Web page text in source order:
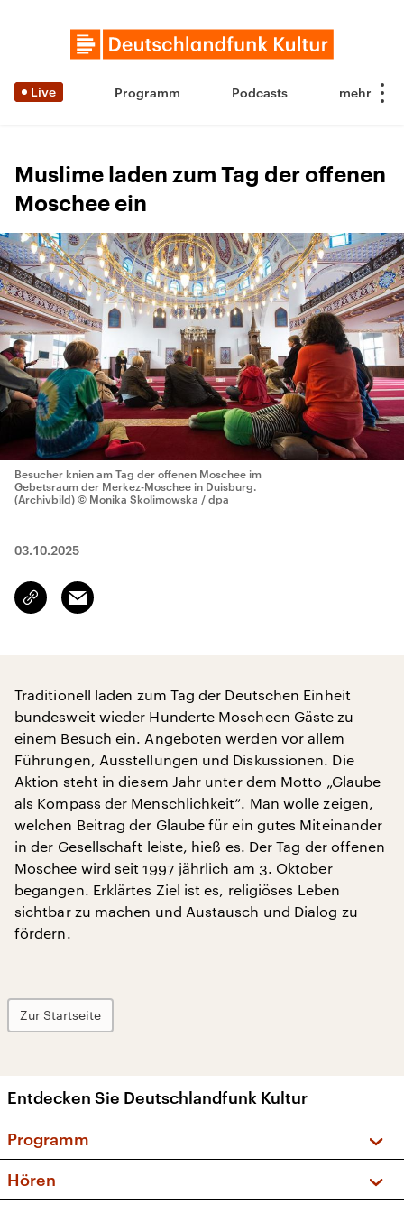
Live Programm Podcasts
Muslime laden zum Tag der offenen
Moschee ein
Besucher knien am Tag der offenen Moschee im
Gebetsraum der Merkez-Moschee in Duisburg.
(Archivbild) © Monika Skolimowska / dpa
03.10.2025
Link
kopieren/teilen
Email
Traditionell laden zum Tag der Deutschen Einheit
bundesweit wieder Hunderte Moscheen Gäste zu
einem Besuch ein. Angeboten werden vor allem
Führungen, Ausstellungen und Diskussionen. Die
Aktion steht in diesem Jahr unter dem Motto „Glaube
als Kompass der Menschlichkeit“. Man wolle zeigen,
welchen Beitrag der Glaube für ein gutes Miteinander
in der Gesellschaft leiste, hieß es. Der Tag der offenen
Moschee wird seit 1997 jährlich am 3. Oktober
begangen. Erklärtes Ziel ist es, religiöses Leben
sichtbar zu machen und Austausch und Dialog zu
fördern.
Zur Startseite
Entdecken Sie Deutschlandfunk Kultur
Programm
Sendungen und Podcasts
Hören